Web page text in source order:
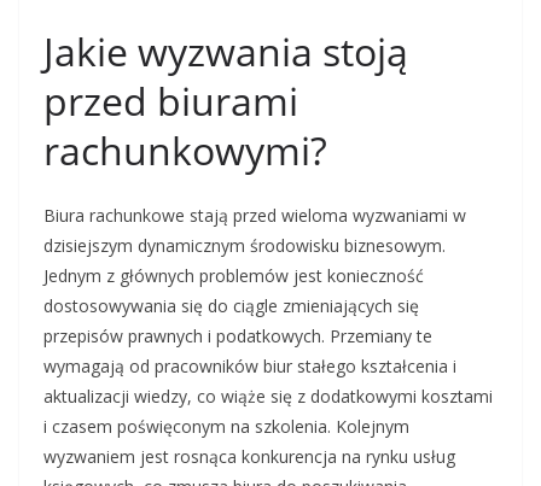
Jakie wyzwania stoją
przed biurami
rachunkowymi?
Biura rachunkowe stają przed wieloma wyzwaniami w
dzisiejszym dynamicznym środowisku biznesowym.
Jednym z głównych problemów jest konieczność
dostosowywania się do ciągle zmieniających się
przepisów prawnych i podatkowych. Przemiany te
wymagają od pracowników biur stałego kształcenia i
aktualizacji wiedzy, co wiąże się z dodatkowymi kosztami
i czasem poświęconym na szkolenia. Kolejnym
wyzwaniem jest rosnąca konkurencja na rynku usług